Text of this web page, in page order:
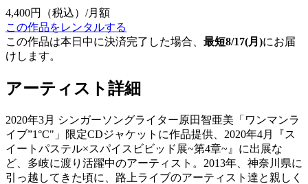
4,400円
（税込）/月額
この作品をレンタルする
この作品は本日中に決済完了した場合、 最短8/17(月)にお届
けします。
アーティスト詳細
2020年3月 シンガーソングライター原田智亜美「ワンマンラ
イブ”1°C"」限定CDジャケットに作品提供、2020年4月『ス
イートパステル×スパイスビビッド展~第4章~』に出展な
ど、多岐に渡り活躍中のアーティスト。2013年、神奈川県に
引っ越してきた頃に、路上ライブのアーティスト達と親しく